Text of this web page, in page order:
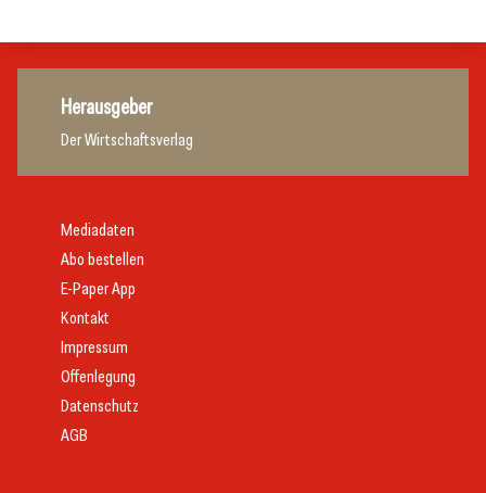
Herausgeber
Der Wirtschaftsverlag
Mediadaten
Abo bestellen
E-Paper App
Kontakt
Impressum
Offenlegung
Datenschutz
AGB